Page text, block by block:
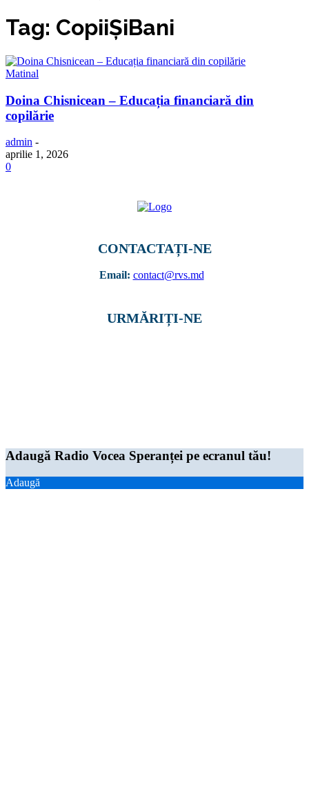
Tag: CopiiȘiBani
Matinal
Doina Chisnicean – Educația financiară din
copilărie
admin -
aprilie 1, 2026
0
CONTACTAȚI-NE
Email: contact@rvs.md
URMĂRIȚI-NE
Adaugă Radio Vocea Speranței pe ecranul tău!
Adaugă